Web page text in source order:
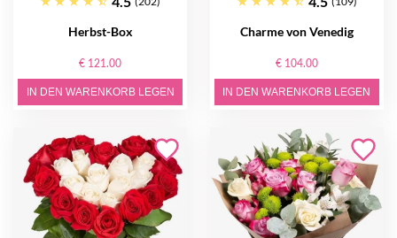
Herbst-Box
€ 121.00
IN DEN WARENKORB LEGEN
Charme von Venedig
€ 104.00
IN DEN WARENKORB LEGEN